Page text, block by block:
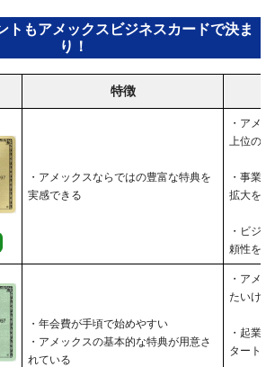
トもアメックスビジネスカードで決ま
り！
特徴
・アメックスならではの豊富な特典を
実感できる
・アメ
上位の
・事業
拡大を目
・ビジ
頼性を高
・年会費が手頃で始めやすい
・アメックスの基本的な特典が用意さ
れている
・アメ
たいけれ
・起業
タートア